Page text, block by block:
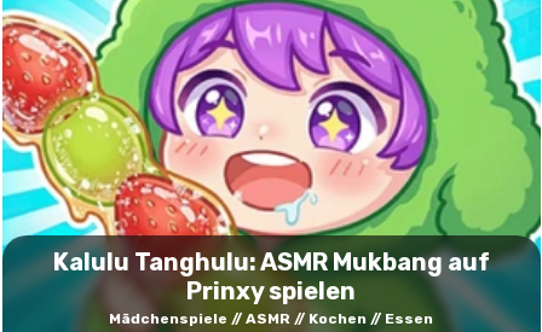
Kalulu Tanghulu: ASMR Mukbang auf
Prinxy spielen
Mädchenspiele ASMR Kochen Essen